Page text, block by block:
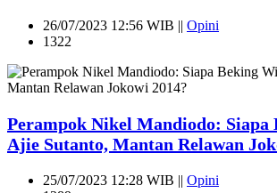
26/07/2023 12:56 WIB || Opini
1322
Perampok Nikel Mandiodo: Siapa
Ajie Sutanto, Mantan Relawan
25/07/2023 12:28 WIB || Opini